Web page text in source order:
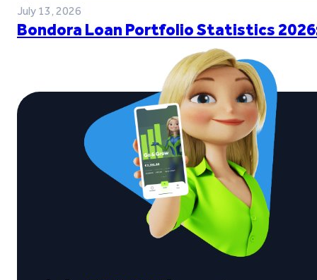
July 13, 2026
Bondora Loan Portfolio Statistics